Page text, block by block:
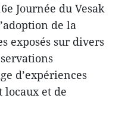
Journée du Vesak
de la
exposés sur divers
d’expériences
locaux et de